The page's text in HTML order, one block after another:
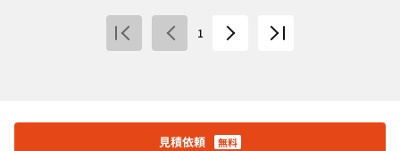
1
見積依頼 無料